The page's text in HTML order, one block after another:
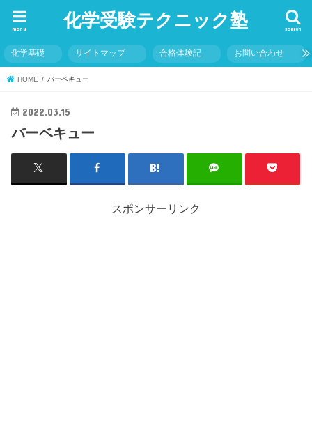
化学受験テクニック塾 search
menu
化学基礎 サイトマップ 合格体験記 お問い合わせ
HOME バーベキュー
2022.03.15
バーベキュー
スポンサーリンク